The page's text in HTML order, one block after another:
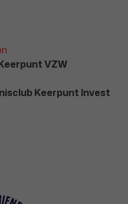
VZW
Keerpunt Invest